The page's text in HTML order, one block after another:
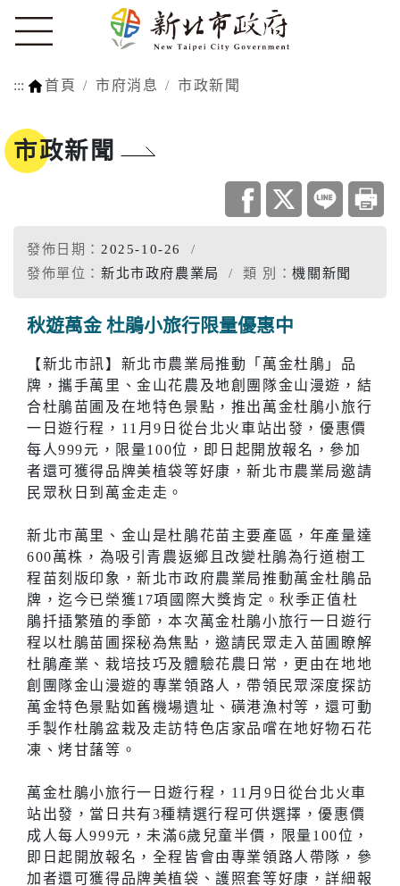
::: 首頁 市府消息 市政新聞
市政新聞
發佈日期： 2025-10-26
發佈單位： 新北市政府農業局 類 別：機關新聞
秋遊萬金 杜鵑小旅行限量優惠中
【新北市訊】新北市農業局推動「萬金杜鵑」品
牌，攜手萬里、金山花農及地創團隊金山漫遊，結
合杜鵑苗圃及在地特色景點，推出萬金杜鵑小旅行
一日遊行程，11月9日從台北火車站出發，優惠價
每人999元，限量100位，即日起開放報名，參加
者還可獲得品牌美植袋等好康，新北市農業局邀請
民眾秋日到萬金走走。
新北市萬里、金山是杜鵑花苗主要產區，年產量達
600萬株，為吸引青農返鄉且改變杜鵑為行道樹工
程苗刻版印象，新北市政府農業局推動萬金杜鵑品
牌，迄今已榮獲17項國際大獎肯定。秋季正值杜
鵑扦插繁殖的季節，本次萬金杜鵑小旅行一日遊行
程以杜鵑苗圃探秘為焦點，邀請民眾走入苗圃瞭解
杜鵑產業、栽培技巧及體驗花農日常，更由在地地
創團隊金山漫遊的專業領路人，帶領民眾深度探訪
萬金特色景點如舊機場遺址、磺港漁村等，還可動
手製作杜鵑盆栽及走訪特色店家品嚐在地好物石花
凍、烤甘藷等。
萬金杜鵑小旅行一日遊行程，11月9日從台北火車
站出發，當日共有3種精選行程可供選擇，優惠價
成人每人999元，未滿6歲兒童半價，限量100位，
即日起開放報名，全程皆會由專業領路人帶隊，參
加者還可獲得品牌美植袋、護照套等好康，詳細報